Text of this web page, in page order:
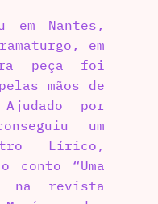
em Nantes,
em
peça foi
mãos de
Ajudado por
um
Lírico,
conto “Uma
na revista